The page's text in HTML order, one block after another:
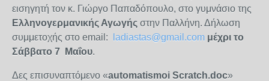
εισηγητή τον κ. Γιώργο Παπαδόπουλο, στο γυμνάσιο της
Ελληνογερμανικής Αγωγής στην Παλλήνη. Δήλωση
συμμετοχής στο email:
ladiastas@gmail.com μέχρι το
Σάββατο 7 Μαΐου.
Δες επισυναπτόμενο «automatismoi Scratch.doc»